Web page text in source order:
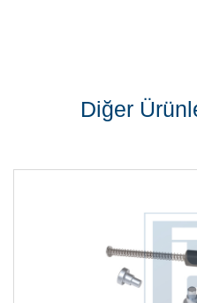
Diğer